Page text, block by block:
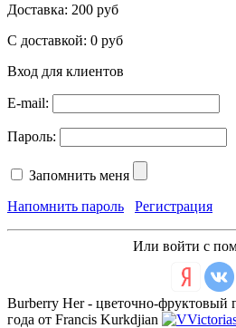
Доставка: 200 руб
С доставкой: 0 руб
Вход для клиентов
E-mail:
Пароль:
Запомнить меня
Напомнить пароль
Регистрация
Или войти с
Burberry Her - цветочно-
года от Francis Kurkdjian